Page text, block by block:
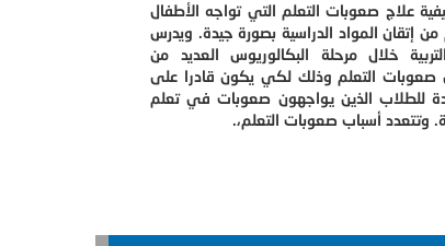
علاج صعوبات التعلم التي تواجه الأطفال
إتقان المواد الدراسية بصورة جيدة. ويدرس
خلال مرحلة البكالوريوس العديد من
صعوبات التعلم وذلك لكي يكون قادرا على
للطلاب الذين يواجهون صعوبات في تعلم
وتتعدد أسباب صعوبات التعلم،.